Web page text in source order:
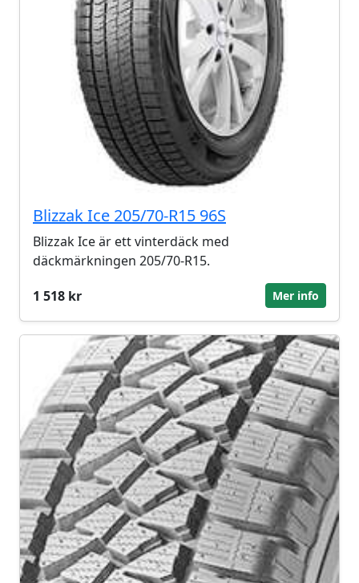
Blizzak Ice 205/70-R15 96S
Blizzak Ice är ett vinterdäck med
däckmärkningen 205/70-R15.
1 518 kr
Mer info